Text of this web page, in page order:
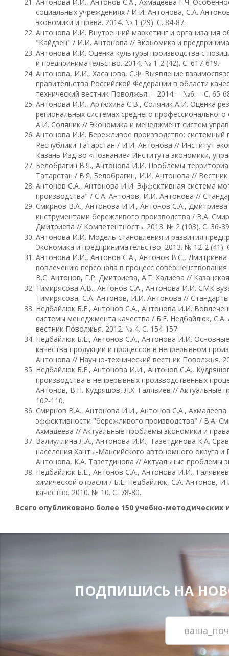
социальных учреждениях / И.И. Антонова, С.А.
экономики и права. 2014. № 1 (29). С. 84-87.
Антонова И.И. Внутренний маркетинг и организация
"Кайдзен" / И.И. Антонова // Экономика и
Антонова И.И. Оценка культуры производства с
и предпринимательство. 2014. № 1-2 (42). С. 617-619.
Антонова, И.И., Хасанова, С.Ф. Выявление
правительства Российской Федерации в области
технический вестник Поволжья. – 2014. – №6. – С. 65-
Антонова И.И., Артюхина С.В., Соляник А.И. Оценка
региональных системах среднего
А.И. Соляник // Экономика и менеджмент систем
Антонова И.И. Бережливое производство: системный
Республики Татарстан / И.И. Антонова // Институт
Казань Изд-во «Познание» Института экономики,
Белобрагин В.Я., Антонова И.И. Проблемы
Татарстан / В.Я. Белобрагин, И.И. Антонова //
Антонов С.А., Антонова И.И. Эффективная система
производства" / С.А. Антонов, И.И. Антонова //
Смирнов В.А., Антонова И.И., Антонов С.А., Дмитриева
инструментами бережливого производства / В.А.
Дмитриева // Компетентность. 2013. № 2 (103). С. 36-
Антонова И.И. Модель становления и развития
Экономика и предпринимательство. 2013. № 12-2 (41).
Антонова И.И., Антонов С.А., Антонов В.С.,
вовлечению персонала в процесс
В.С. Антонов, Г.Р. Дмитриева, А.Т. Хадиева //
Тимирясова А.В., Антонов С.А., Антонова И.И. СМК
Тимирясова, С.А. Антонов, И.И. Антонова //
Недбайлюк Б.Е., Антонов С.А., Антонова И.И.
системы менеджмента качества / Б.Е. Недбайлюк,
вестник Поволжья. 2012. № 4. С. 154-157.
Недбайлюк Б.Е., Антонов С.А., Антонова И.И.
качества продукции и процессов в непрерывном
Антонова // Научно-технический вестник Поволжья.
Недбайлюк Б.Е., Антонова И.И., Антонов С.А.,
производства в непрерывных производственных
Антонов, В.Н. Кудряшов, Л.Х. Галявиев // Актуальные
102-110.
Смирнов В.А., Антонова И.И., Антонов С.А., Ахмадеева
эффективности "бережливого производства" / В.А.
Ахмадеева // Актуальные проблемы экономики и
Валиуллина Л.А., Антонова И.И., Тазетдинова К.А.
населения Ханты-Мансийского автономного округа
Антонова, К.А. Тазетдинова // Актуальные проблемы
Недбайлюк Б.Е., Антонов С.А., Антонова И.И.,
химической отрасли / Б.Е. Недбайлюк, С.А. Антонов,
качество. 2010. № 10. С. 78-80.
Всего опубликовано более 150 учебно-методических
ПОДПИШИСЬ НА